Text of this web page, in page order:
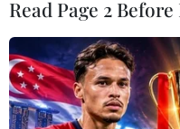
#tiền kỹ thuật số
Read Page 2